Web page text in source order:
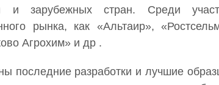
и зарубежных стран. Среди
рынка, как «Альтаир»,
Агрохим» и др .
последние разработки и лучшие